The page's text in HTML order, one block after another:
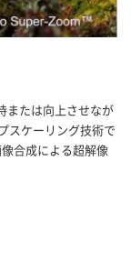
または向上させなが
スケーリング技術で
合成による超解像